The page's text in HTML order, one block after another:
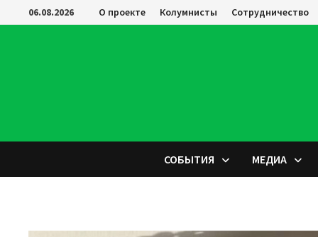
Перейти
к
06.08.2026 О проекте Колумнисты Сотрудничество
СОБЫТИЯ МЕДИА